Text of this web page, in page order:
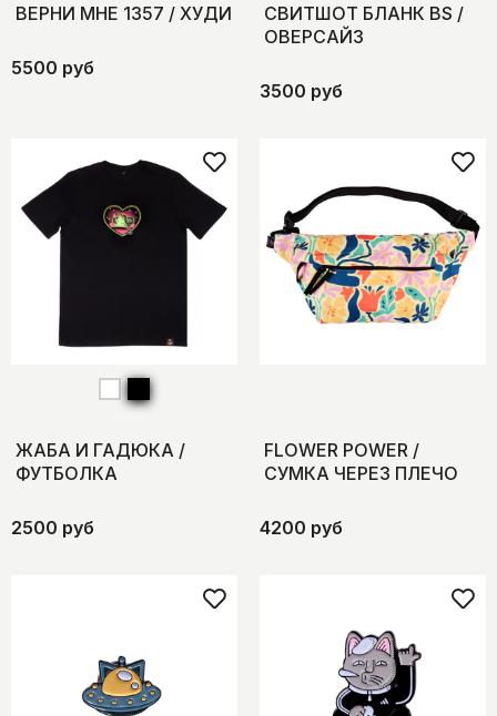
ВЕРНИ МНЕ 1357 / ХУДИ
5500 руб
СВИТШОТ БЛАНК BS /
ОВЕРСАЙЗ
3500 руб
ЖАБА И ГАДЮКА /
ФУТБОЛКА
2500 руб
FLOWER POWER /
СУМКА ЧЕРЕЗ ПЛЕЧО
4200 руб